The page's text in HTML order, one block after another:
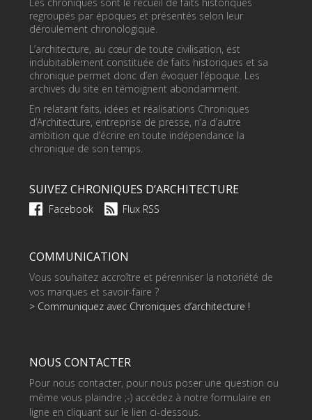
regroupés par époques et présentés selon leur
déroulement chronologique.
L’architecture, au cœur de toute civilisation, est
indubitablement constituée de faits historiques et sa
chronique permet donc d’en évoquer l’époque. Les
archives du site en témoignent abondamment.
En relatant faits, idées et réalisations Chroniques
d’Architecture, entreprise de presse, n’a d’autre
ambition que d’écrire en toute indépendance la
chronique de son temps.
SUIVEZ CHRONIQUES D’ARCHITECTURE
Facebook Flux RSS
COMMUNICATION
Vous souhaitez accroître et pérenniser la notoriété de
vos marques et savoir-faire ?
> Communiquez avec Chroniques d’architecture !
NOUS CONTACTER
Pour nous contacter, pour nous poser une question ou
même vous plaindre ;-) accédez à notre formulaire en
ligne en cliquant sur le lien ci-dessous.